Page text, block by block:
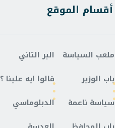
أقسام الموقع
ملعب السياسة
باب الوزير
سياسة ناعمة
البر التاني
قالوا ايه علينا ؟
الدبلوماسي